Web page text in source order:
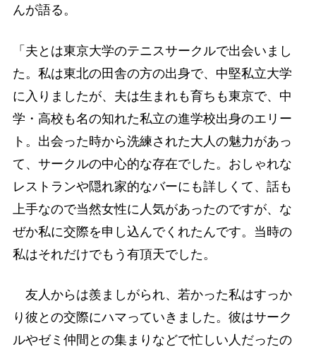
んが語る。
「夫とは東京大学のテニスサークルで出会いまし
た。私は東北の田舎の方の出身で、中堅私立大学
に入りましたが、夫は生まれも育ちも東京で、中
学・高校も名の知れた私立の進学校出身のエリー
ト。出会った時から洗練された大人の魅力があっ
て、サークルの中心的な存在でした。おしゃれな
レストランや隠れ家的なバーにも詳しくて、話も
上手なので当然女性に人気があったのですが、な
ぜか私に交際を申し込んでくれたんです。当時の
私はそれだけでもう有頂天でした。
友人からは羨ましがられ、若かった私はすっか
り彼との交際にハマっていきました。彼はサーク
ルやゼミ仲間との集まりなどで忙しい人だったの